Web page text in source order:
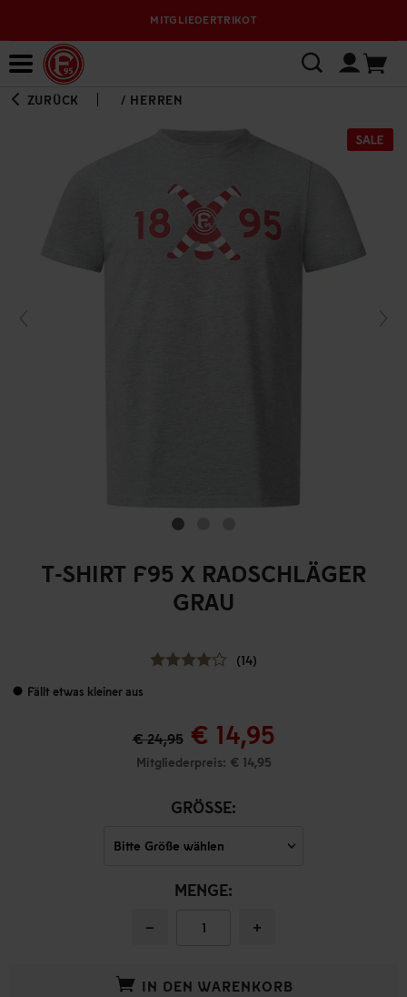
MITGLIEDERTRIKOT
ZURÜCK / HERREN
T-SHIRT F95 X RADSCHLÄGER
GRAU
(14)
Fällt etwas kleiner aus
€ 24,95 € 14,95
Mitgliederpreis: € 14,95
GRÖSSE:
MENGE:
− +
IN DEN WARENKORB